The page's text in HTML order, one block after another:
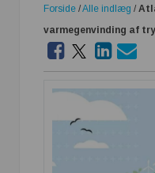
Forside /Alle indlæg /
varmegenvinding af